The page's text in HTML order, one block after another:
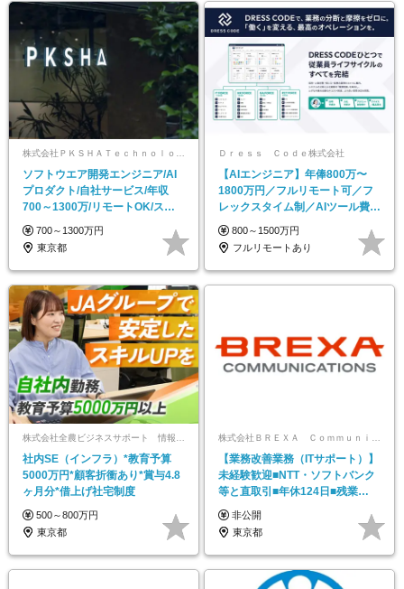
株式会社ＰＫＳＨＡＴｅｃｈｎｏｌｏｇｙ
ソフトウエア開発エンジニア/AI
プロダクト/自社サービス/年収
700～1300万/リモートOK/スタ
ートアップ
700～1300万円
東京都
Ｄｒｅｓｓ Ｃｏｄｅ株式会社
【AIエンジニア】年俸800万〜
1800万円／フルリモート可／フ
レックスタイム制／AIツール費用
補助月10万円
800～1500万円
フルリモートあり
社内SE（インフラ）*教育予算
5000万円*顧客折衝あり*賞与4.8
ヶ月分*借上げ社宅制度
500～800万円
東京都
【業務改善業務（ITサポート）】
未経験歓迎■NTT・ソフトバンク
等と直取引■年休124日■残業
10h■副業可
非公開
東京都